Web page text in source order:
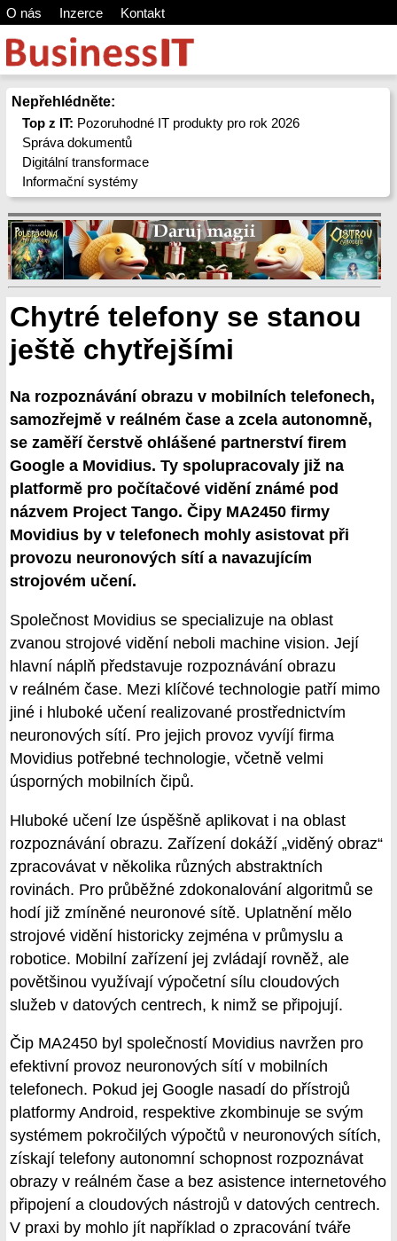
O nás Inzerce Kontakt
Nepřehlédněte:
Top z IT: Pozoruhodné IT produkty pro rok 2026
Správa dokumentů
Digitální transformace
Informační systémy
Chytré telefony se stanou
ještě chytřejšími
Na rozpoznávání obrazu v mobilních telefonech,
samozřejmě v reálném čase a zcela autonomně,
se zaměří čerstvě ohlášené partnerství firem
Google a Movidius. Ty spolupracovaly již na
platformě pro počítačové vidění známé pod
názvem Project Tango. Čipy MA2450 firmy
Movidius by v telefonech mohly asistovat při
provozu neuronových sítí a navazujícím
strojovém učení.
Společnost Movidius se specializuje na oblast
zvanou strojové vidění neboli machine vision. Její
hlavní náplň představuje rozpoznávání obrazu
v reálném čase. Mezi klíčové technologie patří mimo
jiné i hluboké učení realizované prostřednictvím
neuronových sítí. Pro jejich provoz vyvíjí firma
Movidius potřebné technologie, včetně velmi
úsporných mobilních čipů.
Hluboké učení lze úspěšně aplikovat i na oblast
rozpoznávání obrazu. Zařízení dokáží „viděný obraz“
zpracovávat v několika různých abstraktních
rovinách. Pro průběžné zdokonalování algoritmů se
hodí již zmíněné neuronové sítě. Uplatnění mělo
strojové vidění historicky zejména v průmyslu a
robotice. Mobilní zařízení jej zvládají rovněž, ale
povětšinou využívají výpočetní sílu cloudových
služeb v datových centrech, k nimž se připojují.
Čip MA2450 byl společností Movidius navržen pro
efektivní provoz neuronových sítí v mobilních
telefonech. Pokud jej Google nasadí do přístrojů
platformy Android, respektive zkombinuje se svým
systémem pokročilých výpočtů v neuronových sítích,
získají telefony autonomní schopnost rozpoznávat
obrazy v reálném čase a bez asistence internetového
připojení a cloudových nástrojů v datových centrech.
V praxi by mohlo jít například o zpracování tváře